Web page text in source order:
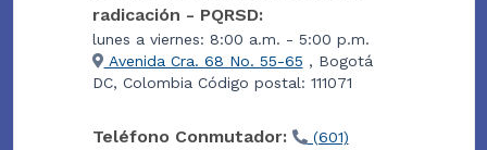
radicación - PQRSD:
lunes a viernes: 8:00 a.m. - 5:00 p.m.
Avenida Cra. 68 No. 55-65 , Bogotá
DC, Colombia Código postal: 111071
Teléfono Conmutador:
(601)